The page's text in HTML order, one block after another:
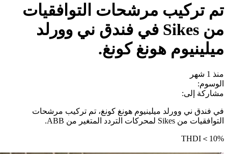
تم تركيب مرشحات التوافقيات
من Sikes في فندق ني وورلد
ميلينيوم هونغ كونغ.
منذ 1 شهر
الوسوم:
مشاركة إلى:
في فندق ني وورلد ميلينيوم هونغ كونغ، تم تركيب مرشحات
التوافقيات من Sikes لمحركات التردد المتغير من ABB.
THDI＜10%